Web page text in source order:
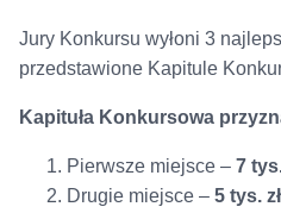
Jury Konkursu wyłoni 3
przedstawione Kapitule
Kapituła Konkursowa
Pierwsze miejsce – 7
Drugie miejsce – 5 tys. zł